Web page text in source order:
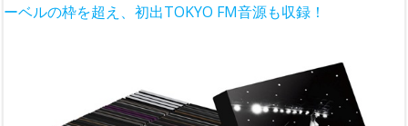
ーベルの枠を超え、初出TOKYO FM音源も収録！